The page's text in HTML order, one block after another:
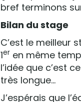
bref terminons
Bilan du stage
C’est le meilleur
1eren même
l’idée que c’est
très longue…
J’espérais que